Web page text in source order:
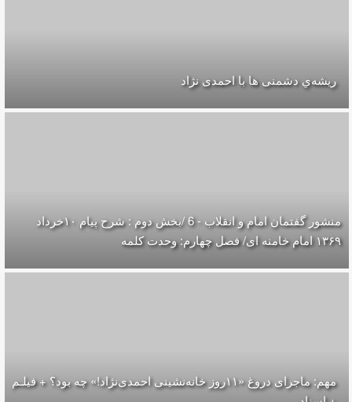
ریشه‌ي دشمنی ها با احمدی نژاد
منشور گفتمان امام و انقلاب - 6 /بخش دوم : شرح پیام ۱۰خرداد
۱۳۶۹ امام خامنه ای/ فصل چهارم: وحدت کلمه
مهم: ماجرای دروغ «۱۱روز خانه‌نشینی احمدی‌نژاد!» چه بود؟ + فیلـم